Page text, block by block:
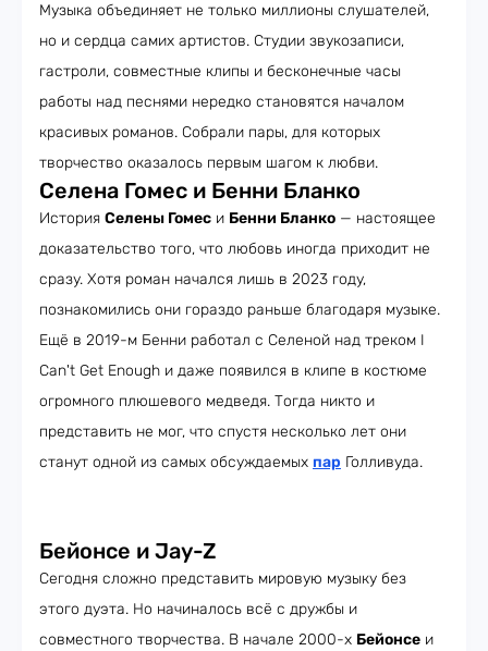
Музыка объединяет не только миллионы слушателей,
но и сердца самих артистов. Студии звукозаписи,
гастроли, совместные клипы и бесконечные часы
работы над песнями нередко становятся началом
красивых романов. Собрали пары, для которых
творчество оказалось первым шагом к любви.
Селена Гомес и Бенни Бланко
История Селены Гомес и Бенни Бланко — настоящее
доказательство того, что любовь иногда приходит не
сразу. Хотя роман начался лишь в 2023 году,
познакомились они гораздо раньше благодаря музыке.
Ещё в 2019-м Бенни работал с Селеной над треком I
Can't Get Enough и даже появился в клипе в костюме
огромного плюшевого медведя. Тогда никто и
представить не мог, что спустя несколько лет они
станут одной из самых обсуждаемых пар Голливуда.
Бейонсе и Jay-Z
Сегодня сложно представить мировую музыку без
этого дуэта. Но начиналось всё с дружбы и
совместного творчества. В начале 2000-х Бейонсе и